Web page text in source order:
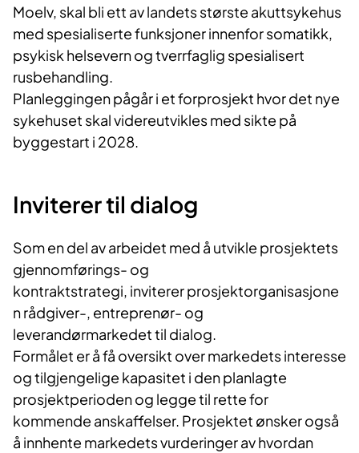
Moelv, skal bli ett av landets største akuttsykehus
med spesialiserte funksjoner innenfor somatikk,
psykisk helsevern og tverrfaglig spesialisert
rusbehandling.
Planleggingen pågår i et forprosjekt hvor det nye
sykehuset skal videreutvikles med sikte på
byggestart i 2028.
Inviterer til dialog
Som en del av arbeidet med å utvikle prosjektets
gjennomførings- og
kontraktstrategi, inviterer prosjektorganisasjone
n rådgiver-, entreprenør- og
leverandørmarkedet til dialog.
Formålet er å få oversikt over markedets interesse
og tilgjengelige kapasitet i den planlagte
prosjektperioden og legge til rette for
kommende anskaffelser. Prosjektet ønsker også
å innhente markedets vurderinger av hvordan